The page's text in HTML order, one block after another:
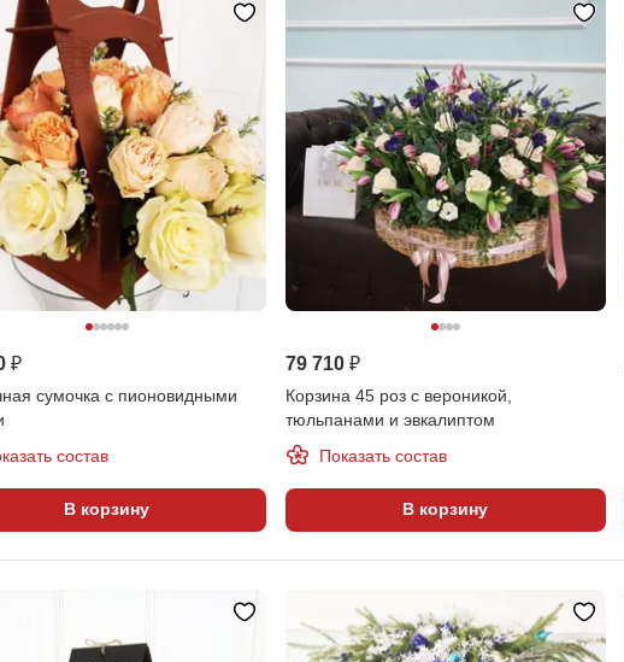
₽
сумочка с пионовидными
состав
В корзину
79 710 ₽
Корзина 45 роз с вероникой,
тюльпанами и эвкалиптом
Показать состав
В корзину